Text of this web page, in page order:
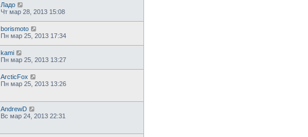
Ладо
Чт мар 28, 2013 15:08
borismoto
Пн мар 25, 2013 17:34
kami
Пн мар 25, 2013 13:27
ArcticFox
Пн мар 25, 2013 13:26
AndrewD
Вс мар 24, 2013 22:31